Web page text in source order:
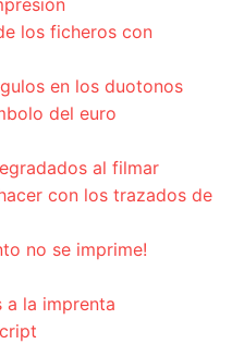
los ficheros con
en los duotonos
del euro
al filmar
con los trazados de
no se imprime!
a la imprenta